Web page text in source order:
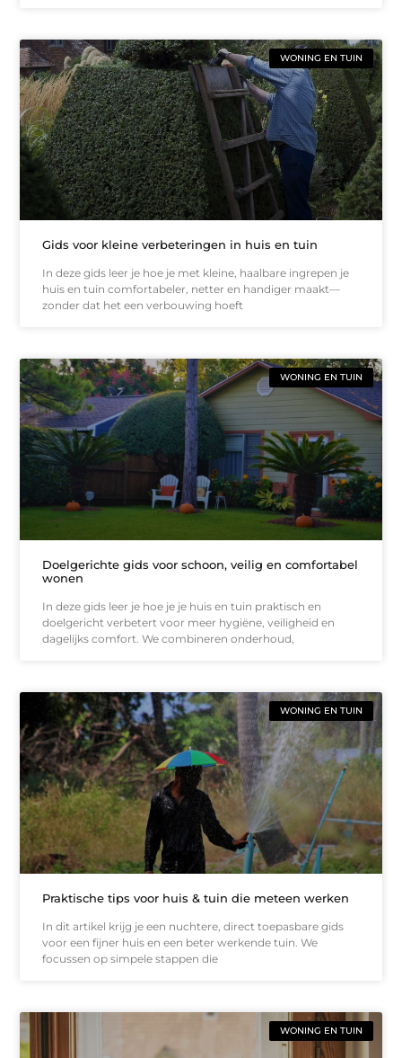
WONING EN TUIN
Gids voor kleine verbeteringen in huis en tuin
In deze gids leer je hoe je met kleine, haalbare ingrepen je
huis en tuin comfortabeler, netter en handiger maakt—
zonder dat het een verbouwing hoeft
WONING EN TUIN
Doelgerichte gids voor schoon, veilig en comfortabel
wonen
In deze gids leer je hoe je je huis en tuin praktisch en
doelgericht verbetert voor meer hygiëne, veiligheid en
dagelijks comfort. We combineren onderhoud,
WONING EN TUIN
Praktische tips voor huis & tuin die meteen werken
In dit artikel krijg je een nuchtere, direct toepasbare gids
voor een fijner huis en een beter werkende tuin. We
focussen op simpele stappen die
WONING EN TUIN